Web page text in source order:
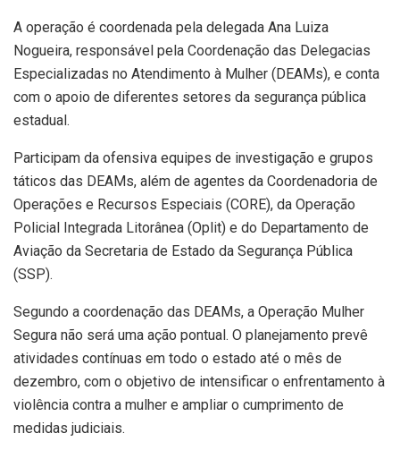
A operação é coordenada pela delegada Ana Luiza
Nogueira, responsável pela Coordenação das Delegacias
Especializadas no Atendimento à Mulher (DEAMs), e conta
com o apoio de diferentes setores da segurança pública
estadual.
Participam da ofensiva equipes de investigação e grupos
táticos das DEAMs, além de agentes da Coordenadoria de
Operações e Recursos Especiais (CORE), da Operação
Policial Integrada Litorânea (Oplit) e do Departamento de
Aviação da Secretaria de Estado da Segurança Pública
(SSP).
Segundo a coordenação das DEAMs, a Operação Mulher
Segura não será uma ação pontual. O planejamento prevê
atividades contínuas em todo o estado até o mês de
dezembro, com o objetivo de intensificar o enfrentamento à
violência contra a mulher e ampliar o cumprimento de
medidas judiciais.